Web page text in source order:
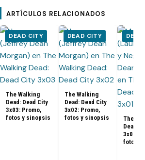
ARTÍCULOS RELACIONADOS
DEAD CITY
The Walking
Dead: Dead City
3x03: Promo,
fotos y sinopsis
DEAD CITY
The Walking
Dead: Dead City
3x02: Promo,
fotos y sinopsis
DEAD
The
Dead:
3x01:
fotos y